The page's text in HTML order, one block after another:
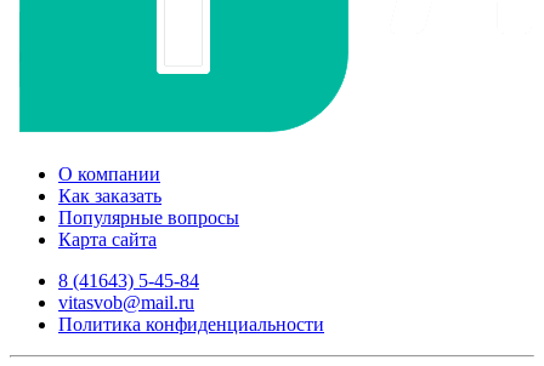
О компании
Как заказать
Популярные вопросы
Карта сайта
8 (41643) 5-45-84
vitasvob@mail.ru
Политика конфиденциальности